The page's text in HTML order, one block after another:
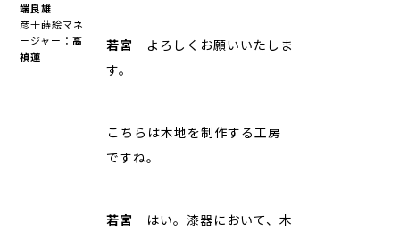
端良雄
彦十蒔絵マネ
ージャー：高
禎蓮
若宮
よろしくお願いいたしま
す。
――こちらは木地を制作する工房
ですね。
若宮
はい。漆器において、木